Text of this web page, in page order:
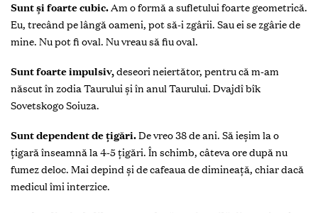
Sunt și foarte cubic.Am o formă a sufletului foarte geometrică.
Eu, trecând pe lângă oameni, pot să-i zgârii. Sau ei se zgârie de
mine. Nu pot fi oval. Nu vreau să fiu oval.
Sunt foarte impulsiv,deseori neiertător, pentru că m-am
născut în zodia Taurului şi în anul Taurului. Dvajdî bîk
Sovetskogo Soiuza.
Sunt dependent de ţigări.De vreo 38 de ani. Să ieşim la o
ţigară înseamnă la 4-5 ţigări. În schimb, câteva ore după nu
fumez deloc. Mai depind şi de cafeaua de dimineaţă, chiar dacă
medicul îmi interzice.